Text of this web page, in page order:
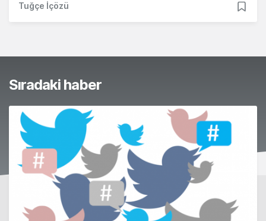
Tuğçe İçözü
Sıradaki haber